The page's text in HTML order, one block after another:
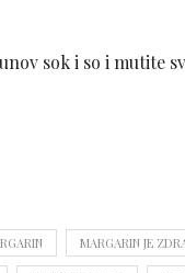
sok i so i mutite
MARGARIN JE